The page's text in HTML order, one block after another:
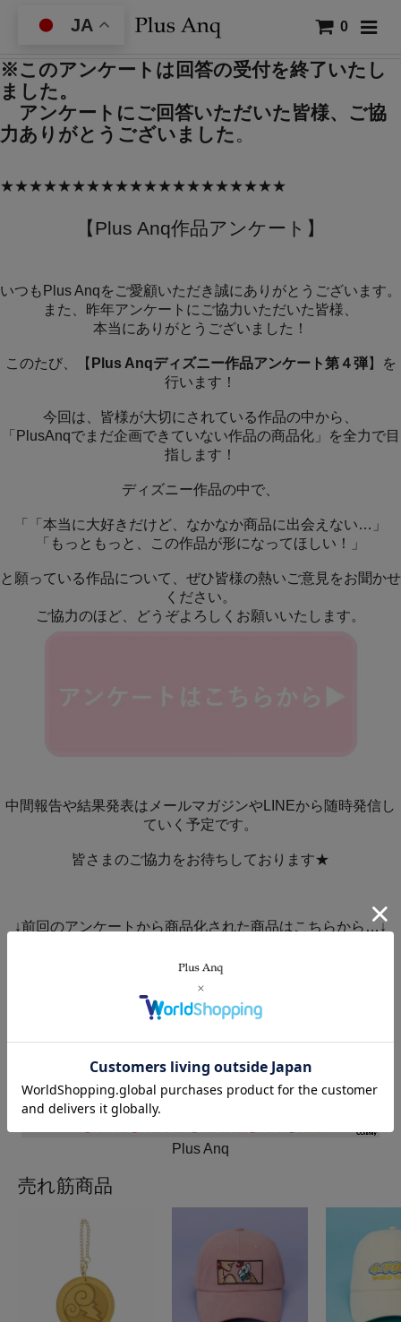
0
JA
※このアンケートは回答の受付を終了いたし
ました。
アンケートにご回答いただいた皆様、ご協
力ありがとうございました 。
★★★★★★★★★★★★★★★★★★★★
【Plus Anq作品アンケート】
いつもPlus Anqをご愛顧いただき誠にありがとうございます。
また、昨年アンケートにご協力いただいた皆様、
本当にありがとうございました！
このたび、【 Plus Anqディズニー作品アンケート第４弾】を
行います！
今回は、皆様が大切にされている作品の中から、
「PlusAnqでまだ企画できていない作品の商品化」を全力で目
指します！
ディズニー作品の中で、
「「本当に大好きだけど、なかなか商品に出会えない…」
「もっともっと、この作品が形になってほしい！」
と願っている作品について、ぜひ皆様の熱いご意見をお聞かせ
ください。
ご協力のほど、どうぞよろしくお願いいたします。
中間報告や結果発表はメールマガジンやLINEから随時発信し
ていく予定です。
皆さまのご協力をお待ちしております★
↓前回のアンケートから商品化された商品はこちらから…↓
Plus Anq
売れ筋商品